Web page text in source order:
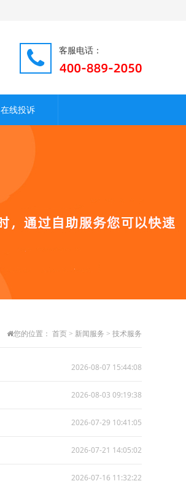
客服电话：
在线投诉
您的位置： 首页 > 新闻服务 > 技术服务
2026-08-07 15:44:08
2026-08-03 09:19:38
2026-07-29 10:41:05
2026-07-21 14:05:02
2026-07-16 11:32:22